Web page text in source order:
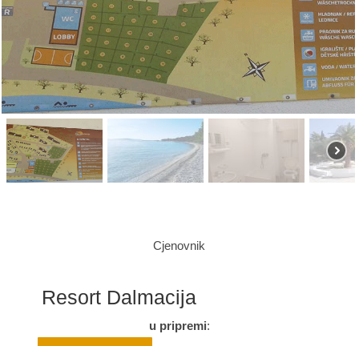
Cjenovnik
Resort Dalmacija
u pripremi: